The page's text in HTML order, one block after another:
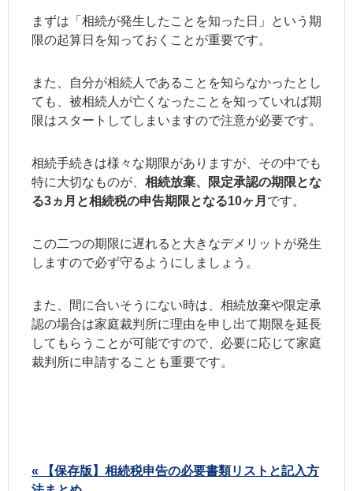
まずは「相続が発生したことを知った日」という期
限の起算日を知っておくことが重要です。
また、自分が相続人であることを知らなかったとし
ても、被相続人が亡くなったことを知っていれば期
限はスタートしてしまいますので注意が必要です。
相続手続きは様々な期限がありますが、その中でも
特に大切なものが、 相続放棄、限定承認の期限とな
る3ヵ月と相続税の申告期限となる10ヶ月 です。
この二つの期限に遅れると大きなデメリットが発生
しますので必ず守るようにしましょう。
また、間に合いそうにない時は、相続放棄や限定承
認の場合は家庭裁判所に理由を申し出て期限を延長
してもらうことが可能ですので、必要に応じて家庭
裁判所に申請することも重要です。
« 【保存版】相続税申告の必要書類リストと記入方